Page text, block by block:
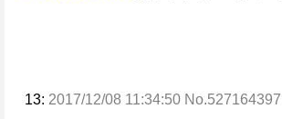
13: 2017/12/08 11:34:50 No.527164397